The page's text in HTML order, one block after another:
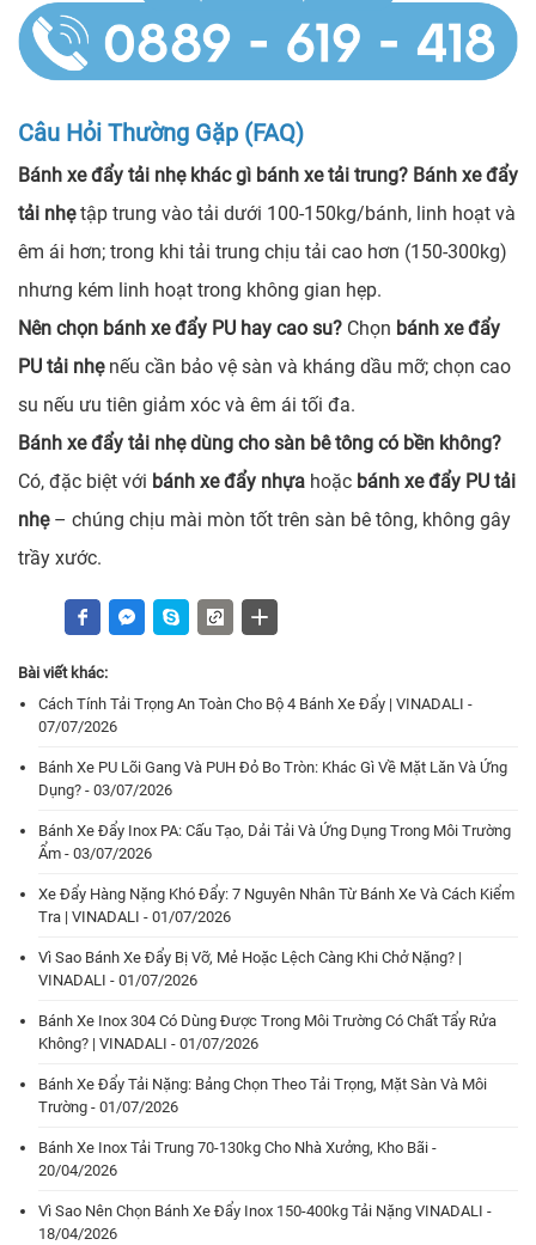
Câu Hỏi Thường Gặp (FAQ)
Bánh xe đẩy tải nhẹ khác gì bánh xe tải trung? Bánh xe đẩy
tải nhẹtập trung vào tải dưới 100-150kg/bánh, linh hoạt và
êm ái hơn; trong khi tải trung chịu tải cao hơn (150-300kg)
nhưng kém linh hoạt trong không gian hẹp.
Nên chọn bánh xe đẩy PU hay cao su? Chọn bánh xe đẩy
PU tải nhẹnếu cần bảo vệ sàn và kháng dầu mỡ; chọn cao
su nếu ưu tiên giảm xóc và êm ái tối đa.
Bánh xe đẩy tải nhẹ dùng cho sàn bê tông có bền không?
Có, đặc biệt với bánh xe đẩy nhựa hoặc bánh xe đẩy PU tải
nhẹ– chúng chịu mài mòn tốt trên sàn bê tông, không gây
trầy xước.
Bài viết khác:
Cách Tính Tải Trọng An Toàn Cho Bộ 4 Bánh Xe Đẩy | VINADALI -
07/07/2026
Bánh Xe PU Lõi Gang Và PUH Đỏ Bo Tròn: Khác Gì Về Mặt Lăn Và Ứng
Dụng? - 03/07/2026
Bánh Xe Đẩy Inox PA: Cấu Tạo, Dải Tải Và Ứng Dụng Trong Môi Trường
Ẩm - 03/07/2026
Xe Đẩy Hàng Nặng Khó Đẩy: 7 Nguyên Nhân Từ Bánh Xe Và Cách Kiểm
Tra | VINADALI - 01/07/2026
Vì Sao Bánh Xe Đẩy Bị Vỡ, Mẻ Hoặc Lệch Càng Khi Chở Nặng? |
VINADALI - 01/07/2026
Bánh Xe Inox 304 Có Dùng Được Trong Môi Trường Có Chất Tẩy Rửa
Không? | VINADALI - 01/07/2026
Bánh Xe Đẩy Tải Nặng: Bảng Chọn Theo Tải Trọng, Mặt Sàn Và Môi
Trường - 01/07/2026
Bánh Xe Inox Tải Trung 70-130kg Cho Nhà Xưởng, Kho Bãi -
20/04/2026
Vì Sao Nên Chọn Bánh Xe Đẩy Inox 150-400kg Tải Nặng VINADALI -
18/04/2026